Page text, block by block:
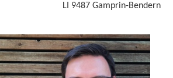
LI 9487 Gamprin-Bendern